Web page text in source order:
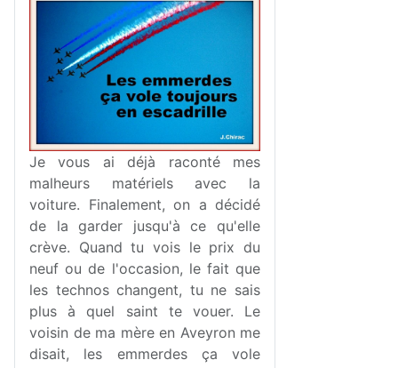
Je vous ai déjà raconté mes
malheurs matériels avec la
voiture. Finalement, on a décidé
de la garder jusqu'à ce qu'elle
crève. Quand tu vois le prix du
neuf ou de l'occasion, le fait que
les technos changent, tu ne sais
plus à quel saint te vouer. Le
voisin de ma mère en Aveyron me
disait, les emmerdes ça vole